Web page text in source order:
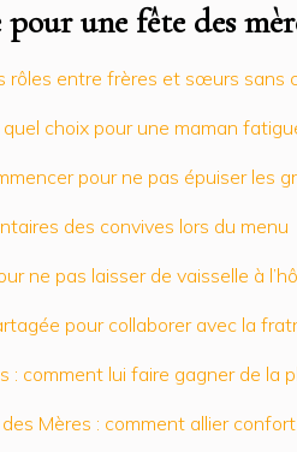
une fête des
rôles entre frères et sœurs sans
choix pour une maman
pour ne pas épuiser les
des convives lors du menu
ne pas laisser de vaisselle à
pour collaborer avec la
: comment lui faire gagner de la
Mères : comment allier